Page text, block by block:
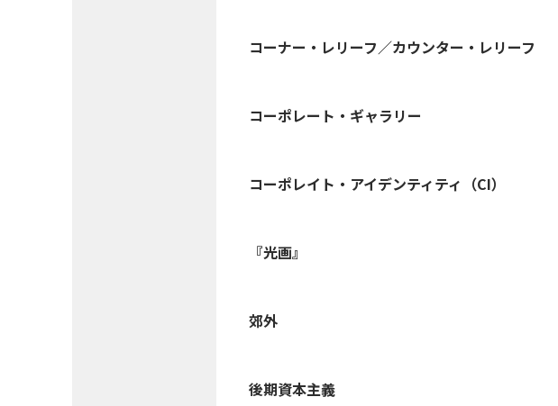
コーナー・レリーフ／カウンター・レリーフ
コーポレート・ギャラリー
コーポレイト・アイデンティティ（CI）
『光画』
郊外
後期資本主義